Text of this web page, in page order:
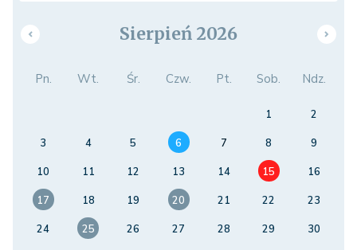
Sierpień 2026
Pn. Wt. Śr. Czw. Pt. Sob. Ndz.
1
2
3
4 5 6 7 8
9
10
11 12 13 14 15
16
17
18 19 20 21 22
23
24
25 26 27 28 29
30